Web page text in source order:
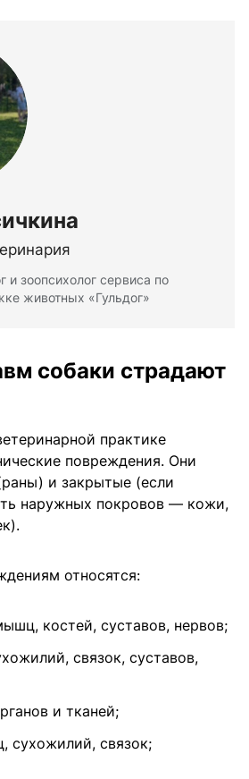
и зоопсихолог сервиса по
животных «Гульдог»
собаки страдают
практике
повреждения. Они
и закрытые (если
наружных покровов — кожи,
относятся:
костей, суставов, нервов;
связок, суставов,
и тканей;
сухожилий, связок;